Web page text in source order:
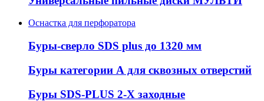
Оснастка для перфоратора
Буры-сверло SDS plus до 1320 мм
Буры категории А для сквозных отверстий
Буры SDS-PLUS 2-Х заходные